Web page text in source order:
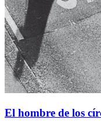
El hombre de los